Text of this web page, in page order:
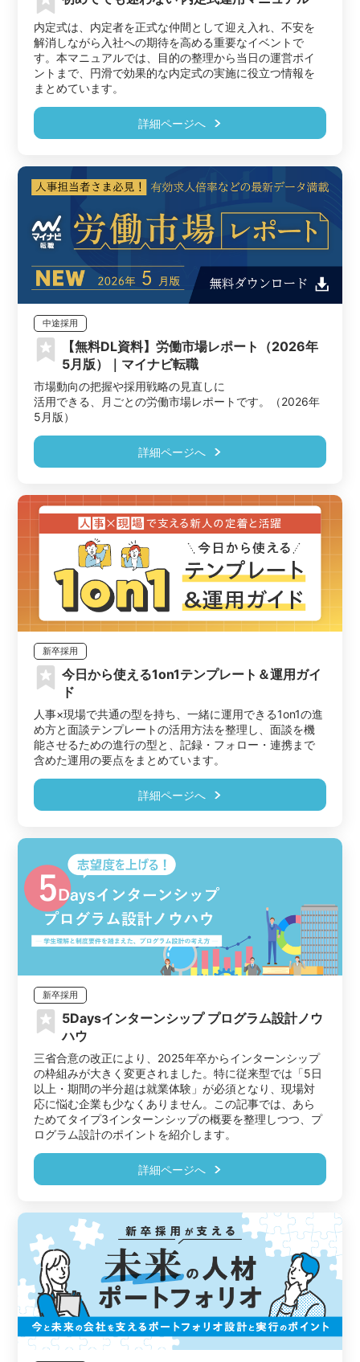
内定式は、内定者を正式な仲間として迎え入れ、不安を
解消しながら入社への期待を高める重要なイベントで
す。本マニュアルでは、目的の整理から当日の運営ポイ
ントまで、円滑で効果的な内定式の実施に役立つ情報を
まとめています。
詳細ページへ
中途採用
【無料DL資料】労働市場レポート（2026年
5月版）｜マイナビ転職
市場動向の把握や採用戦略の見直しに
活用できる、月ごとの労働市場レポートです。（2026年
5月版）
詳細ページへ
新卒採用
今日から使える1on1テンプレート＆運用ガイ
ド
人事×現場で共通の型を持ち、一緒に運用できる1on1の進
め方と面談テンプレートの活用方法を整理し、面談を機
能させるための進行の型と、記録・フォロー・連携まで
含めた運用の要点をまとめています。
詳細ページへ
新卒採用
5Daysインターンシップ プログラム設計ノウ
ハウ
三省合意の改正により、2025年卒からインターンシップ
の枠組みが大きく変更されました。特に従来型では「5日
以上・期間の半分超は就業体験」が必須となり、現場対
応に悩む企業も少なくありません。この記事では、あら
ためてタイプ3インターンシップの概要を整理しつつ、プ
ログラム設計のポイントを紹介します。
詳細ページへ